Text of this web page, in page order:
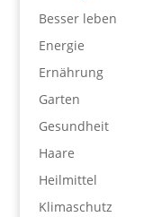
Besser leben
Energie
Ernährung
Garten
Gesundheit
Haare
Heilmittel
Klimaschutz